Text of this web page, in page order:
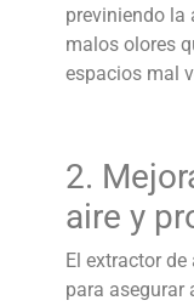
previniendo la
malos olores
espacios mal
2.
aire y
Elextractor
para